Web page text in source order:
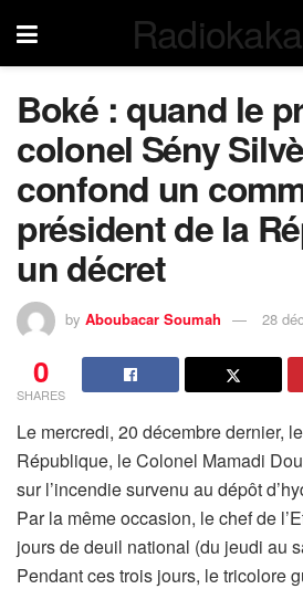
Boké : quand le
colonel Sény
confond un
président de la
un décret
by Aboubacar Soumah 28
0
SHARES
Le mercredi, 20 décembre dernier,
République, le Colonel Mamadi
sur l’incendie survenu au dépôt
Par la même occasion, le chef de
jours de deuil national (du jeudi au
Pendant ces trois jours, le tricolore